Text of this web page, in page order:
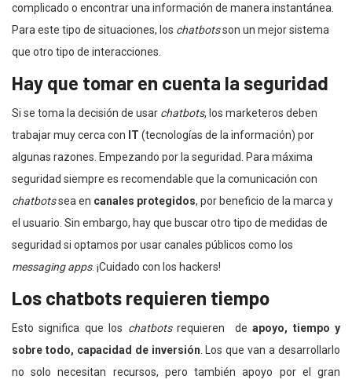
complicado o encontrar una información de manera instantánea.
Para este tipo de situaciones, los chatbotsson un mejor sistema
que otro tipo de interacciones.
Hay que tomar en cuenta la seguridad
Si se toma la decisión de usar chatbots, los marketeros deben
trabajar muy cerca con IT (tecnologías de la información) por
algunas razones. Empezando por la seguridad. Para máxima
seguridad siempre es recomendable que la comunicación con
chatbotssea en canales protegidos, por beneficio de la marca y
el usuario. Sin embargo, hay que buscar otro tipo de medidas de
seguridad si optamos por usar canales públicos como los
messaging apps. ¡Cuidado con los hackers!
Los chatbots requieren tiempo
Esto significa que los chatbotsrequieren deapoyo, tiempo y
sobre todo, capacidad de inversión . Los que van a desarrollarlo
no solo necesitan recursos, pero también apoyo por el gran